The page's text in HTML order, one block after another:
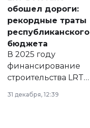
документ
появился в базе
нормативных
правовых актов и
на сайте маслихат
города.
обошел дороги:
рекордные траты
республиканского
бюджета
В 2025 году
финансирование
строительства LRT
в Астане из
республиканского
31 декабря, 12:39